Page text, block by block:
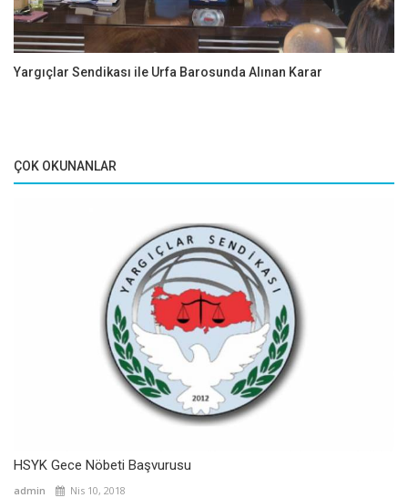
Yargıçlar Sendikası ile Urfa Barosunda Alınan Karar
ÇOK OKUNANLAR
HSYK Gece Nöbeti Başvurusu
admin Nis 10, 2018